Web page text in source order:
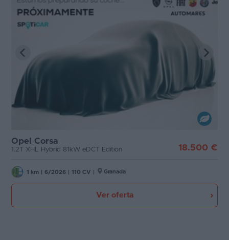
Opel Corsa
1.2T XHL Hybrid 81kW eDCT Edition 18.500 €
1 km 6/2026 110 CV Granada
Ver oferta